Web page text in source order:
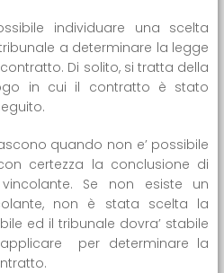
individuare una scelta
a determinare la legge
Di solito, si tratta della
in cui il contratto è stato
quando non e’ possibile
certezza la conclusione di
Se non esiste un
non è stata scelta la
ed il tribunale dovra’ stabile
per determinare la